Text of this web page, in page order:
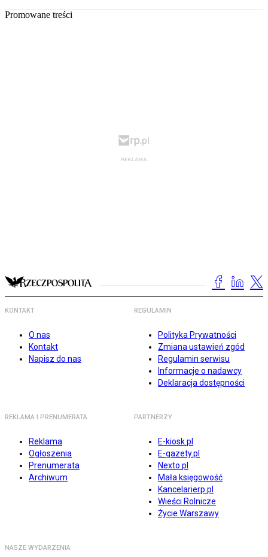
Promowane treści
KONTAKT
O nas
Kontakt
Napisz do nas
REGULAMIN
Polityka Prywatności
Zmiana ustawień zgód
Regulamin serwisu
Informacje o nadawcy
Deklaracja dostępności
REKLAMA I PRENUMERATA
Reklama
Ogłoszenia
Prenumerata
Archiwum
PARTNERZY
E-kiosk.pl
E-gazety.pl
Nexto.pl
Mała księgowość
Kancelarierp.pl
Wieści Rolnicze
Życie Warszawy
NASZE WYDARZENIA